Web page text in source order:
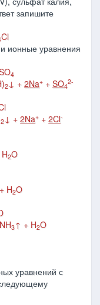
запишите
Cl
ионные уравнения
4
2↓ + 2Na+ + SO4
2-
2↓ + 2Na+ + 2Cl-
H2O
+ H2O
3↑ + H2O
уравнений с